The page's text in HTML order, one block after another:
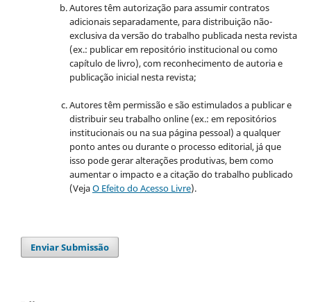
Autores têm autorização para assumir contratos
adicionais separadamente, para distribuição não-
exclusiva da versão do trabalho publicada nesta revista
(ex.: publicar em repositório institucional ou como
capítulo de livro), com reconhecimento de autoria e
publicação inicial nesta revista;
Autores têm permissão e são estimulados a publicar e
distribuir seu trabalho online (ex.: em repositórios
institucionais ou na sua página pessoal) a qualquer
ponto antes ou durante o processo editorial, já que
isso pode gerar alterações produtivas, bem como
aumentar o impacto e a citação do trabalho publicado
(VejaO Efeito do Acesso Livre).
Enviar Submissão